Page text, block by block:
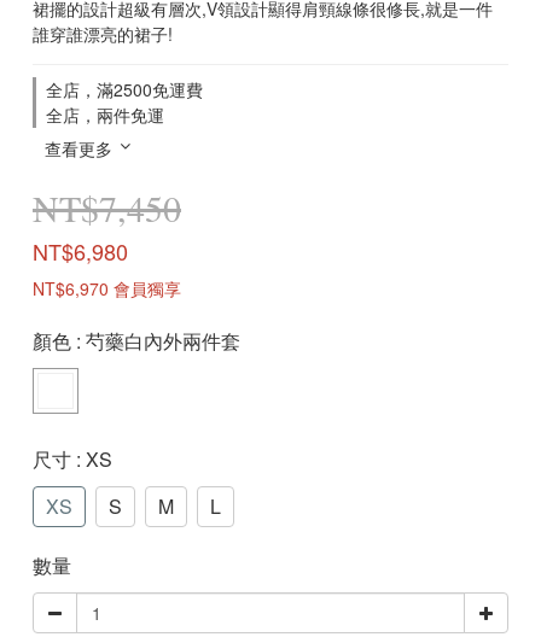
裙擺的設計超級有層次,V領設計顯得肩頸線條很修長,就是一件
誰穿誰漂亮的裙子!
全店，滿2500免運費
全店，兩件免運
查看更多
NT$7,450
NT$6,980
NT$6,970 會員獨享
顏色 : 芍藥白內外兩件套
尺寸 : XS
XS
S M L
數量